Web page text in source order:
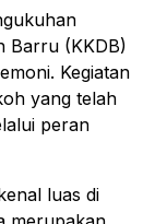
Barru (KKDB)
Kegiatan
yang telah
peran
luas di